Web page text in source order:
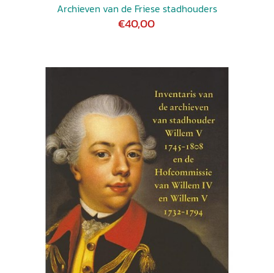
Archieven van de Friese stadhouders
€40,00